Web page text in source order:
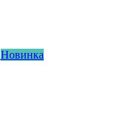
Новинка